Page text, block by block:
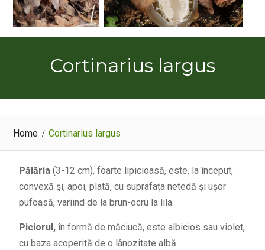
Cortinarius largus
Home Cortinarius largus
Pălăria(3-12 cm), foarte lipicioasă, este, la început,
convexă şi, apoi, plată, cu suprafaţa netedă şi uşor
pufoasă, variind de la brun-ocru la lila.
Piciorul,în formă de măciucă, este albicios sau violet,
cu baza acoperită de o lânozitate albă.